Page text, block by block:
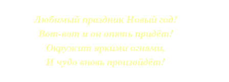
Любимый праздник Новый год!
Вот-вот и он опять придёт!
Окружит яркими огнями,
И чудо вновь произойдёт!